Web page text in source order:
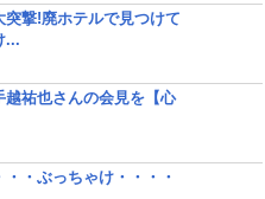
撃!廃ホテルで見つけて
...
越祐也さんの会見を【心
・・ぶっちゃけ・・・・